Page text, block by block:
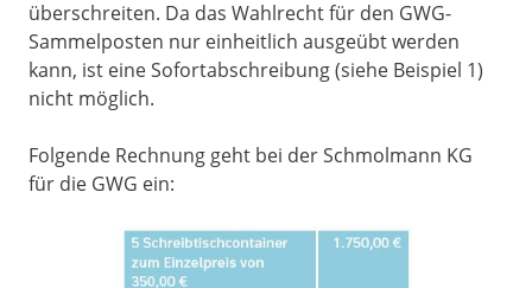
überschreiten. Da das Wahlrecht für den GWG-
Sammelposten nur einheitlich ausgeübt werden
kann, ist eine Sofortabschreibung (siehe Beispiel 1)
nicht möglich.
Folgende Rechnung geht bei der Schmolmann KG
für die GWG ein: